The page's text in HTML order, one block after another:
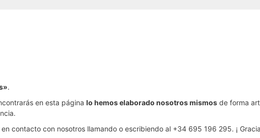
.
en esta página lo hemos elaborado nosotros mismos de forma
contacto con nosotros llamando o escribiendo al +34 695 196 295. ¡